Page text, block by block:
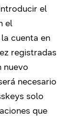
el
el
cuenta en
registradas
nuevo
necesario
solo
que